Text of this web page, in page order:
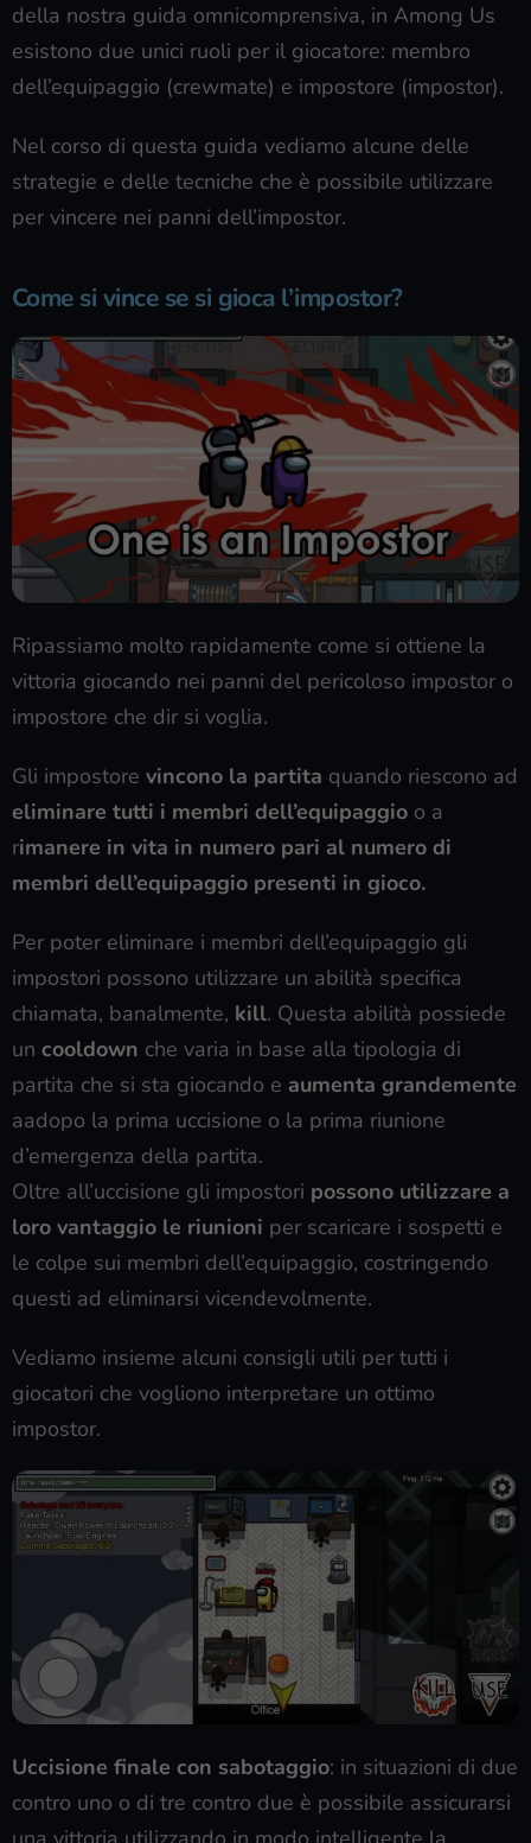
della nostra guida omnicomprensiva, in Among Us
esistono due unici ruoli per il giocatore: membro
dell’equipaggio (crewmate) e impostore (impostor).
Nel corso di questa guida vediamo alcune delle
strategie e delle tecniche che è possibile utilizzare
per vincere nei panni dell’impostor.
Come si vince se si gioca l’impostor?
Ripassiamo molto rapidamente come si ottiene la
vittoria giocando nei panni del pericoloso impostor o
impostore che dir si voglia.
Gli impostore vincono la partita quando riescono ad
eliminare tutti i membri dell’equipaggio o a
rimanere in vita in numero pari al numero di
membri dell’equipaggio presenti in gioco.
Per poter eliminare i membri dell’equipaggio gli
impostori possono utilizzare un abilità specifica
chiamata, banalmente, kill. Questa abilità possiede
un cooldown che varia in base alla tipologia di
partita che si sta giocando e aumenta grandemente
aadopo la prima uccisione o la prima riunione
d’emergenza della partita.
Oltre all’uccisione gli impostori possono utilizzare a
loro vantaggio le riunioni per scaricare i sospetti e
le colpe sui membri dell’equipaggio, costringendo
questi ad eliminarsi vicendevolmente.
Vediamo insieme alcuni consigli utili per tutti i
giocatori che vogliono interpretare un ottimo
impostor.
Uccisione finale con sabotaggio: in situazioni di due
contro uno o di tre contro due è possibile assicurarsi